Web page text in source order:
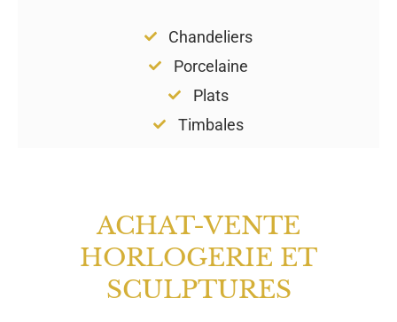
Chandeliers
Porcelaine
Plats
Timbales
ACHAT-VENTE
HORLOGERIE ET
SCULPTURES